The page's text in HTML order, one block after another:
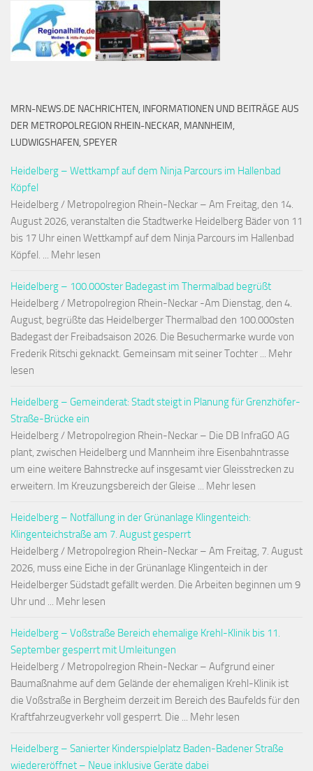
MRN-NEWS.DE NACHRICHTEN, INFORMATIONEN UND BEITRÄGE AUS
DER METROPOLREGION RHEIN-NECKAR, MANNHEIM,
LUDWIGSHAFEN, SPEYER
Heidelberg – Wettkampf auf dem Ninja Parcours im Hallenbad
Köpfel
Heidelberg / Metropolregion Rhein-Neckar – Am Freitag, den 14.
August 2026, veranstalten die Stadtwerke Heidelberg Bäder von 11
bis 17 Uhr einen Wettkampf auf dem Ninja Parcours im Hallenbad
Köpfel. ... Mehr lesen
Heidelberg – 100.000ster Badegast im Thermalbad begrüßt
Heidelberg / Metropolregion Rhein-Neckar -Am Dienstag, den 4.
August, begrüßte das Heidelberger Thermalbad den 100.000sten
Badegast der Freibadsaison 2026. Die Besuchermarke wurde von
Frederik Ritschi geknackt. Gemeinsam mit seiner Tochter ... Mehr
lesen
Heidelberg – Gemeinderat: Stadt steigt in Planung für Grenzhöfer-
Straße-Brücke ein
Heidelberg / Metropolregion Rhein-Neckar – Die DB InfraGO AG
plant, zwischen Heidelberg und Mannheim ihre Eisenbahntrasse
um eine weitere Bahnstrecke auf insgesamt vier Gleisstrecken zu
erweitern. Im Kreuzungsbereich der Gleise ... Mehr lesen
Heidelberg – Notfällung in der Grünanlage Klingenteich:
Klingenteichstraße am 7. August gesperrt
Heidelberg / Metropolregion Rhein-Neckar – Am Freitag, 7. August
2026, muss eine Eiche in der Grünanlage Klingenteich in der
Heidelberger Südstadt gefällt werden. Die Arbeiten beginnen um 9
Uhr und ... Mehr lesen
Heidelberg – Voßstraße Bereich ehemalige Krehl-Klinik bis 11.
September gesperrt mit Umleitungen
Heidelberg / Metropolregion Rhein-Neckar – Aufgrund einer
Baumaßnahme auf dem Gelände der ehemaligen Krehl-Klinik ist
die Voßstraße in Bergheim derzeit im Bereich des Baufelds für den
Kraftfahrzeugverkehr voll gesperrt. Die ... Mehr lesen
Heidelberg – Sanierter Kinderspielplatz Baden-Badener Straße
wiedereröffnet – Neue inklusive Geräte dabei